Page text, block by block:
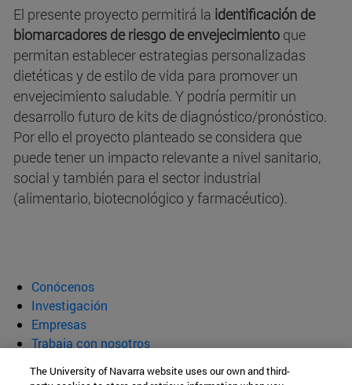
El presente proyecto permitirá la identificación de
biomarcadores de riesgo de envejecimiento que
permitan establecer estrategias personalizadas
dietéticas y de estilo de vida para promover un
envejecimiento saludable. Y podría permitir un
desarrollo futuro de kits de diagnóstico/pronóstico.
Por ello el proyecto planteado se considera que
puede tener un impacto relevante a nivel sanitario,
social y también para el sector industrial
(alimentario, biotecnológico y farmacéutico).
Conócenos
Investigación
Empresas
Trabaja con nosotros
The University of Navarra website uses our own and third-